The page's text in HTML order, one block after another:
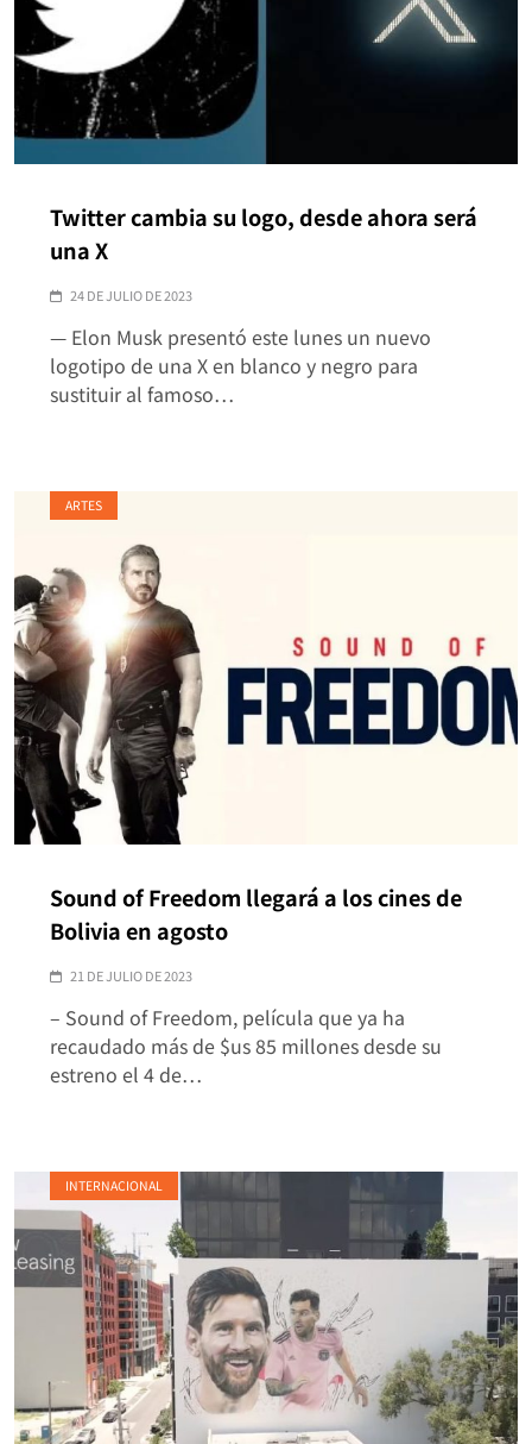
Twitter cambia su logo, desde ahora será
una X
24 DE JULIO DE 2023
— Elon Musk presentó este lunes un nuevo
logotipo de una X en blanco y negro para
sustituir al famoso…
ARTES
Sound of Freedom llegará a los cines de
Bolivia en agosto
21 DE JULIO DE 2023
– Sound of Freedom, película que ya ha
recaudado más de $us 85 millones desde su
estreno el 4 de…
INTERNACIONAL